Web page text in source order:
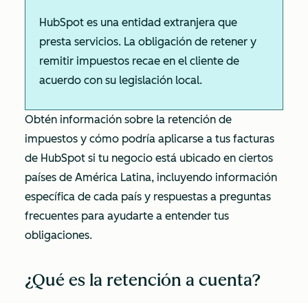
HubSpot es una entidad extranjera que
presta servicios. La obligación de retener y
remitir impuestos recae en el cliente de
acuerdo con su legislación local.
Obtén información sobre la retención de
impuestos y cómo podría aplicarse a tus facturas
de HubSpot si tu negocio está ubicado en ciertos
países de América Latina, incluyendo información
específica de cada país y respuestas a preguntas
frecuentes para ayudarte a entender tus
obligaciones.
¿Qué es la retención a cuenta?